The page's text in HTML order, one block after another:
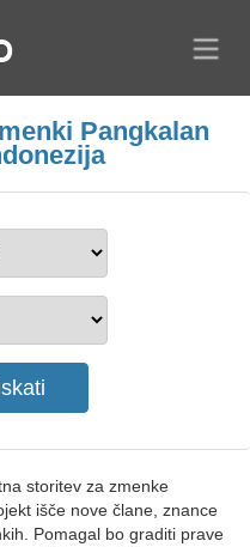
Pangkalan
storitev za zmenke
išče nove člane, znance
Pomagal bo graditi prave